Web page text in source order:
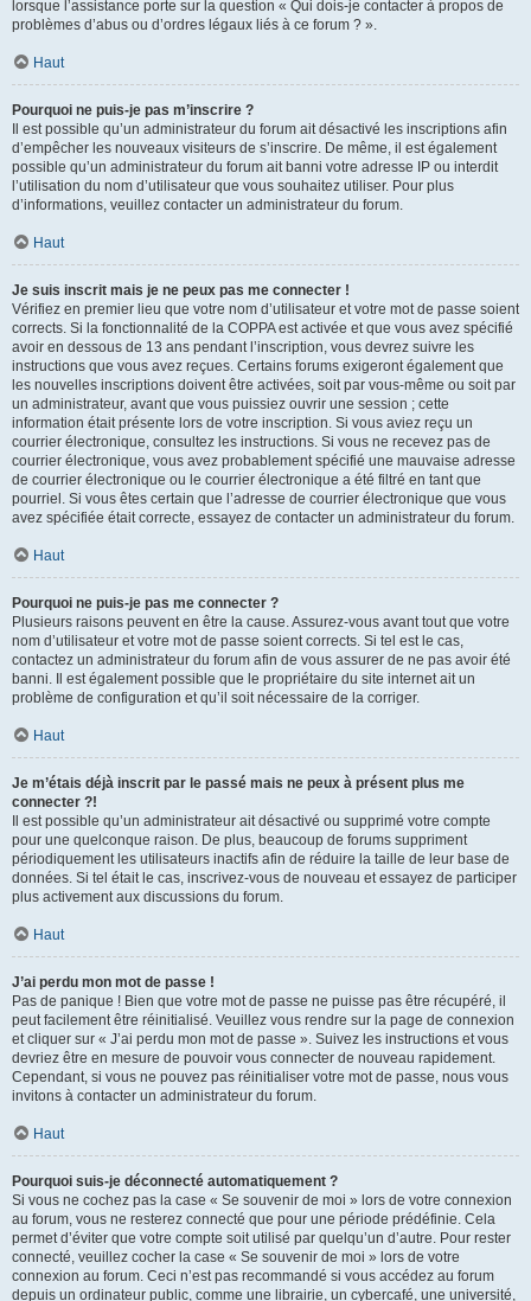
lorsque l’assistance porte sur la question « Qui dois-je contacter à propos de
problèmes d’abus ou d’ordres légaux liés à ce forum ? ».
Haut
Pourquoi ne puis-je pas m’inscrire ?
Il est possible qu’un administrateur du forum ait désactivé les inscriptions afin
d’empêcher les nouveaux visiteurs de s’inscrire. De même, il est également
possible qu’un administrateur du forum ait banni votre adresse IP ou interdit
l’utilisation du nom d’utilisateur que vous souhaitez utiliser. Pour plus
d’informations, veuillez contacter un administrateur du forum.
Haut
Je suis inscrit mais je ne peux pas me connecter !
Vérifiez en premier lieu que votre nom d’utilisateur et votre mot de passe soient
corrects. Si la fonctionnalité de la COPPA est activée et que vous avez spécifié
avoir en dessous de 13 ans pendant l’inscription, vous devrez suivre les
instructions que vous avez reçues. Certains forums exigeront également que
les nouvelles inscriptions doivent être activées, soit par vous-même ou soit par
un administrateur, avant que vous puissiez ouvrir une session ; cette
information était présente lors de votre inscription. Si vous aviez reçu un
courrier électronique, consultez les instructions. Si vous ne recevez pas de
courrier électronique, vous avez probablement spécifié une mauvaise adresse
de courrier électronique ou le courrier électronique a été filtré en tant que
pourriel. Si vous êtes certain que l’adresse de courrier électronique que vous
avez spécifiée était correcte, essayez de contacter un administrateur du forum.
Haut
Pourquoi ne puis-je pas me connecter ?
Plusieurs raisons peuvent en être la cause. Assurez-vous avant tout que votre
nom d’utilisateur et votre mot de passe soient corrects. Si tel est le cas,
contactez un administrateur du forum afin de vous assurer de ne pas avoir été
banni. Il est également possible que le propriétaire du site internet ait un
problème de configuration et qu’il soit nécessaire de la corriger.
Haut
Je m’étais déjà inscrit par le passé mais ne peux à présent plus me
connecter ?!
Il est possible qu’un administrateur ait désactivé ou supprimé votre compte
pour une quelconque raison. De plus, beaucoup de forums suppriment
périodiquement les utilisateurs inactifs afin de réduire la taille de leur base de
données. Si tel était le cas, inscrivez-vous de nouveau et essayez de participer
plus activement aux discussions du forum.
Haut
J’ai perdu mon mot de passe !
Pas de panique ! Bien que votre mot de passe ne puisse pas être récupéré, il
peut facilement être réinitialisé. Veuillez vous rendre sur la page de connexion
et cliquer sur « J’ai perdu mon mot de passe ». Suivez les instructions et vous
devriez être en mesure de pouvoir vous connecter de nouveau rapidement.
Cependant, si vous ne pouvez pas réinitialiser votre mot de passe, nous vous
invitons à contacter un administrateur du forum.
Haut
Pourquoi suis-je déconnecté automatiquement ?
Si vous ne cochez pas la case « Se souvenir de moi » lors de votre connexion
au forum, vous ne resterez connecté que pour une période prédéfinie. Cela
permet d’éviter que votre compte soit utilisé par quelqu’un d’autre. Pour rester
connecté, veuillez cocher la case « Se souvenir de moi » lors de votre
connexion au forum. Ceci n’est pas recommandé si vous accédez au forum
depuis un ordinateur public, comme une librairie, un cybercafé, une université,